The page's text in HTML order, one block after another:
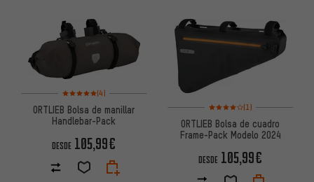
Valoración media: 5 de 5 basada en 4 reseñas
(4)
ORTLIEB Bolsa de manillar
Handlebar-Pack
DESDE 105,99€
Valoración media: 4 de 5
(1)
ORTLIEB Bolsa de cuadro
Frame-Pack Modelo 2024
DESDE 105,99€